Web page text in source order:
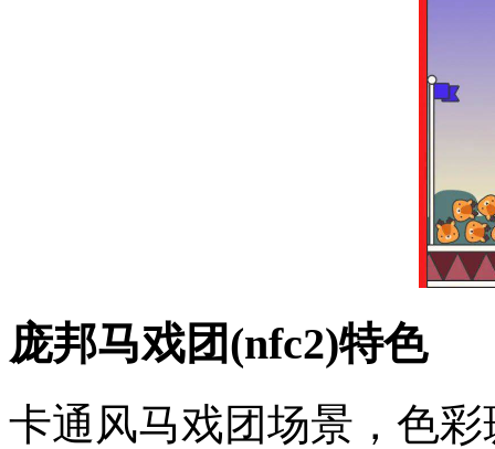
庞邦马戏团(nfc2)特色
卡通风马戏团场景，色